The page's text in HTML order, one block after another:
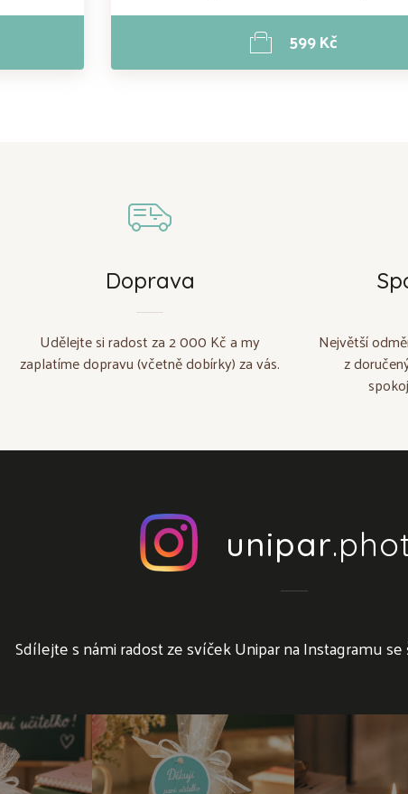
599 Kč
Doprava
Udělejte si radost za 2 000 Kč a my
zaplatíme dopravu (včetně dobírky) za vás.
Největší
z
unipar
Sdílejte s námi radost ze svíček Unipar na Instagramu